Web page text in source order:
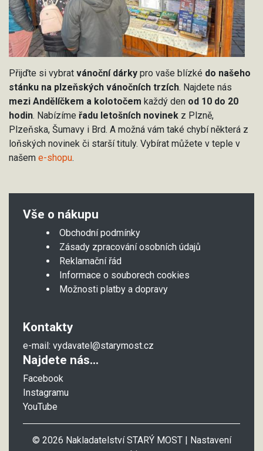
Přijďte si vybrat vánoční dárky pro vaše blízké do našeho
stánku na plzeňských vánočních trzích. Najdete nás
mezi Andělíčkem a kolotočem každý den od 10 do 20
hodin. Nabízíme řadu letošních novinek z Plzně,
Plzeňska, Šumavy i Brd. A možná vám také chybí některá z
loňských novinek či starší tituly. Vybírat můžete v teple v
našem e-shopu.
Vše o nákupu
Obchodní podmínky
Zásady zpracování osobních údajů
Reklamační řád
Informace o souborech cookies
Možnosti platby a dopravy
Kontakty
e-mail: vydavatel@starymost.cz
Najdete nás...
Facebook
Instagramu
YouTube
© 2026 Nakladatelství STARÝ MOST | Nastavení